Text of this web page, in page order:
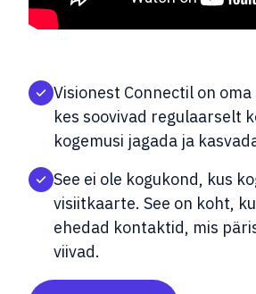
Visionest Connectil on
kes soovivad regulaarselt
kogemusi jagada ja
See ei ole kogukond, kus
visiitkaarte. See on koht,
ehedad kontaktid, mis
viivad.